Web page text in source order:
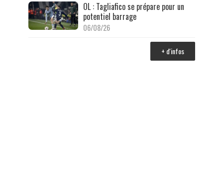
OL : Tagliafico se prépare pour un
potentiel barrage
06/08/26
+ d'infos